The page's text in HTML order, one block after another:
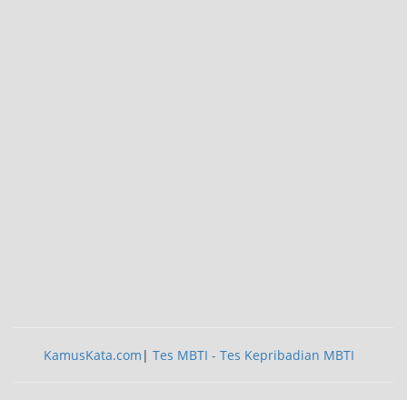
KamusKata.com | Tes MBTI - Tes Kepribadian MBTI